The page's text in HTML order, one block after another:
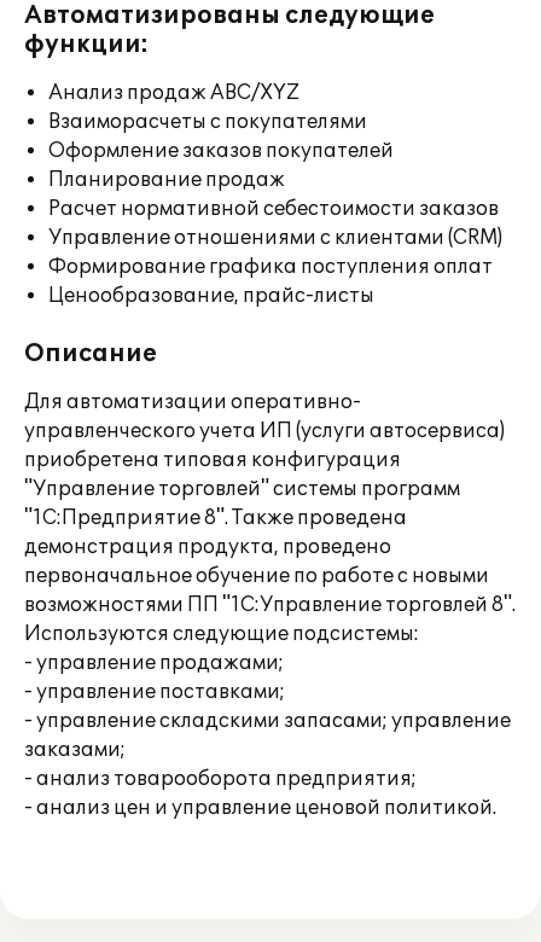
Автоматизированы следующие
функции:
Анализ продаж ABC/XYZ
Взаиморасчеты с покупателями
Оформление заказов покупателей
Планирование продаж
Расчет нормативной себестоимости заказов
Управление отношениями с клиентами (CRM)
Формирование графика поступления оплат
Ценообразование, прайс-листы
Описание
Для автоматизации оперативно-
управленческого учета ИП (услуги автосервиса)
приобретена типовая конфигурация
"Управление торговлей" системы программ
"1С:Предприятие 8". Также проведена
демонстрация продукта, проведено
первоначальное обучение по работе с новыми
возможностями ПП "1С:Управление торговлей 8".
Используются следующие подсистемы:
- управление продажами;
- управление поставками;
- управление складскими запасами; управление
заказами;
- анализ товарооборота предприятия;
- анализ цен и управление ценовой политикой.